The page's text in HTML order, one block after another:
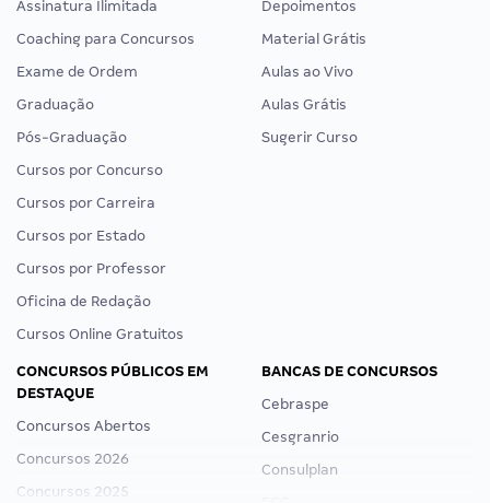
Assinatura Ilimitada
Coaching para Concursos
Exame de Ordem
Graduação
Pós-Graduação
Cursos por Concurso
Cursos por Carreira
Cursos por Estado
Cursos por Professor
Oficina de Redação
Cursos Online Gratuitos
Depoimentos
Material Grátis
Aulas ao Vivo
Aulas Grátis
Sugerir Curso
CONCURSOS PÚBLICOS EM
DESTAQUE
Concursos Abertos
Concursos 2026
Concursos 2025
BANCAS DE CONCURSOS
Cebraspe
Cesgranrio
Consulplan